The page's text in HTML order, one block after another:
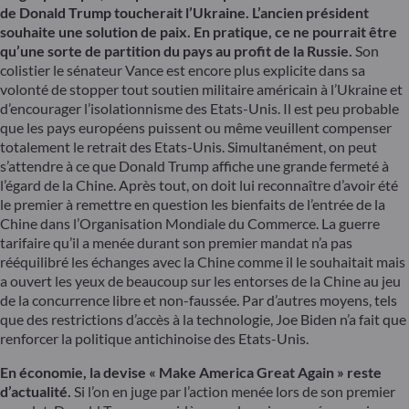
de Donald Trump toucherait l’Ukraine. L’ancien président
souhaite une solution de paix. En pratique, ce ne pourrait être
qu’une sorte de partition du pays au profit de la Russie. Son
colistier le sénateur Vance est encore plus explicite dans sa
volonté de stopper tout soutien militaire américain à l’Ukraine et
d’encourager l’isolationnisme des Etats-Unis. Il est peu probable
que les pays européens puissent ou même veuillent compenser
totalement le retrait des Etats-Unis. Simultanément, on peut
s’attendre à ce que Donald Trump affiche une grande fermeté à
l’égard de la Chine. Après tout, on doit lui reconnaître d’avoir été
le premier à remettre en question les bienfaits de l’entrée de la
Chine dans l’Organisation Mondiale du Commerce. La guerre
tarifaire qu’il a menée durant son premier mandat n’a pas
rééquilibré les échanges avec la Chine comme il le souhaitait mais
a ouvert les yeux de beaucoup sur les entorses de la Chine au jeu
de la concurrence libre et non-faussée. Par d’autres moyens, tels
que des restrictions d’accès à la technologie, Joe Biden n’a fait que
renforcer la politique antichinoise des Etats-Unis.
En économie, la devise « Make America Great Again » reste
d’actualité. Si l’on en juge par l’action menée lors de son premier